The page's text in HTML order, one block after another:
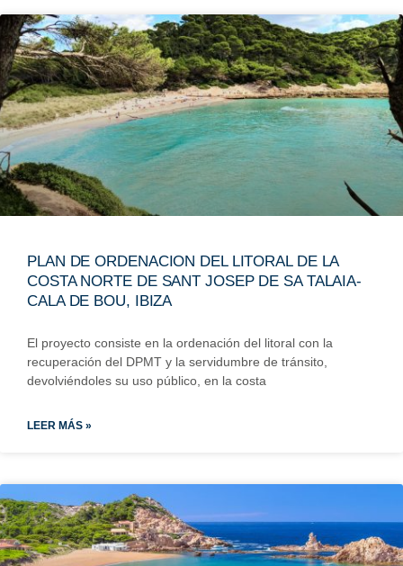
PLAN DE ORDENACION DEL LITORAL DE LA
COSTA NORTE DE SANT JOSEP DE SA TALAIA-
CALA DE BOU, IBIZA
El proyecto consiste en la ordenación del litoral con la
recuperación del DPMT y la servidumbre de tránsito,
devolviéndoles su uso público, en la costa
LEER MÁS »